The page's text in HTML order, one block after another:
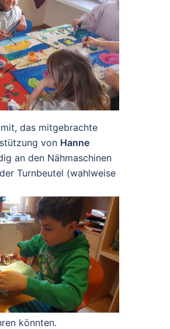
das mitgebrachte
von Hanne
an den Nähmaschinen
Turnbeutel (wahlweise
könnten.